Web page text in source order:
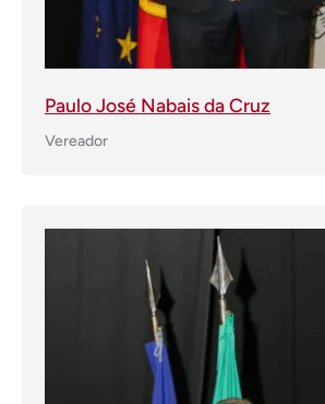
Paulo José Nabais da Cruz
Vereador